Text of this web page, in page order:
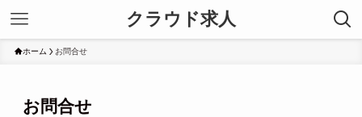
クラウド求人
ホーム お問合せ
お問合せ